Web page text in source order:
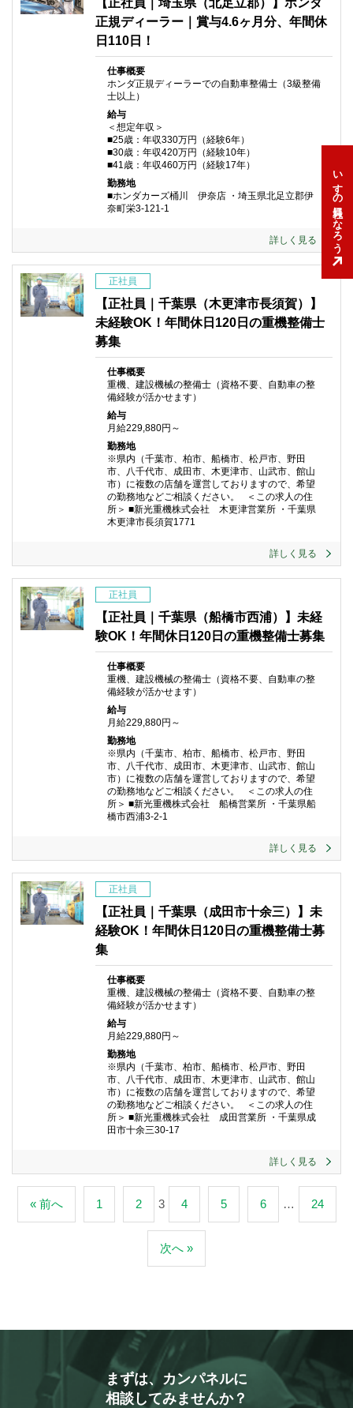
いすゞの社員になろう
【正社員｜埼玉県（北足立郡）】ホンダ
正規ディーラー｜賞与4.6ヶ月分、年間休
日110日！
仕事概要
ホンダ正規ディーラーでの自動車整備士（3級整備
士以上）
給与
＜想定年収＞
■25歳：年収330万円（経験6年）
■30歳：年収420万円（経験10年）
■41歳：年収460万円（経験17年）
勤務地
■ホンダカーズ桶川 伊奈店 ・埼玉県北足立郡伊
奈町栄3-121-1
詳しく見る
正社員
【正社員｜千葉県（木更津市長須賀）】
未経験OK！年間休日120日の重機整備士
募集
仕事概要
重機、建設機械の整備士（資格不要、自動車の整
備経験が活かせます）
給与
月給229,880円～
勤務地
※県内（千葉市、柏市、船橋市、松戸市、野田
市、八千代市、成田市、木更津市、山武市、館山
市）に複数の店舗を運営しておりますので、希望
の勤務地などご相談ください。 ＜この求人の住
所＞ ■新光重機株式会社 木更津営業所 ・千葉県
木更津市長須賀1771
詳しく見る
正社員
【正社員｜千葉県（船橋市西浦）】未経
験OK！年間休日120日の重機整備士募集
仕事概要
重機、建設機械の整備士（資格不要、自動車の整
備経験が活かせます）
給与
月給229,880円～
勤務地
※県内（千葉市、柏市、船橋市、松戸市、野田
市、八千代市、成田市、木更津市、山武市、館山
市）に複数の店舗を運営しておりますので、希望
の勤務地などご相談ください。 ＜この求人の住
所＞ ■新光重機株式会社 船橋営業所 ・千葉県船
橋市西浦3-2-1
詳しく見る
正社員
【正社員｜千葉県（成田市十余三）】未
経験OK！年間休日120日の重機整備士募
集
仕事概要
重機、建設機械の整備士（資格不要、自動車の整
備経験が活かせます）
給与
月給229,880円～
勤務地
※県内（千葉市、柏市、船橋市、松戸市、野田
市、八千代市、成田市、木更津市、山武市、館山
市）に複数の店舗を運営しておりますので、希望
の勤務地などご相談ください。 ＜この求人の住
所＞ ■新光重機株式会社 成田営業所 ・千葉県成
田市十余三30-17
詳しく見る
« 前へ 1 2 3 4 5 6 … 24
次へ »
まずは、カンパネルに
相談してみませんか？